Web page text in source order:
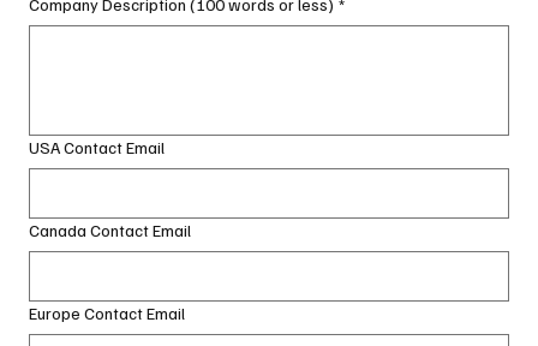
Company Description (100 words or less) *
USA Contact Email
Canada Contact Email
Europe Contact Email